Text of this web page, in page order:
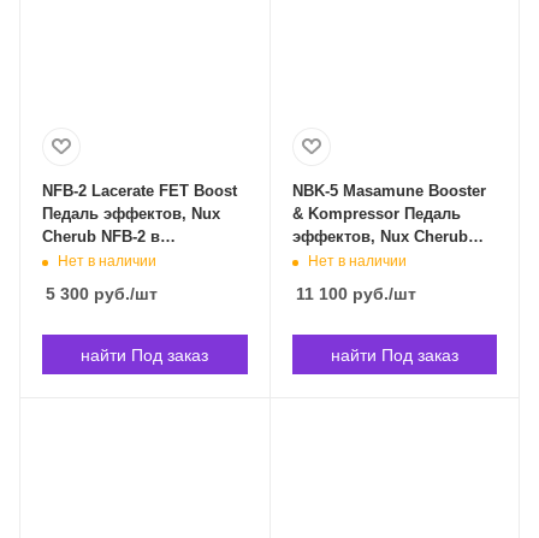
NFB-2 Lacerate FET Boost
Педаль эффектов, Nux
Cherub NFB-2 в
Владивостоке
Нет в наличии
5 300 руб./шт
найти Под заказ
NBK-5 Masamune Booster
& Kompressor Педаль
эффектов, Nux Cherub
NBK-5 в Владивостоке
Нет в наличии
11 100руб./шт
найти Под заказ